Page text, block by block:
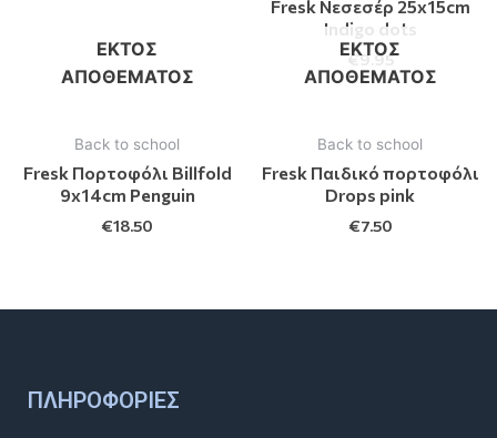
Fresk Νεσεσέρ 25x15cm
Indigo dots
€9.95
ΕΚΤΌΣ
ΑΠΟΘΈΜΑΤΟΣ
Back to school
Fresk Πορτοφόλι Billfold
9x14cm Penguin
€18.50
ΕΚΤΌΣ
ΑΠΟΘΈΜΑΤΟΣ
Back to school
Fresk Παιδικό πορτοφόλι
Drops pink
€7.50
ΠΛΗΡΟΦΟΡΊΕΣ